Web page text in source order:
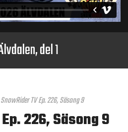
del 1
SnowRider TV Ep. 226, Säsong 9
226, Säsong 9